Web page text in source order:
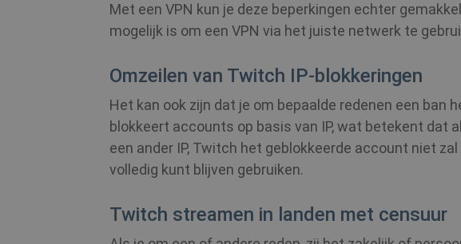
Met een VPN kun je deze beperkingen echter
mogelijk is om een VPN via het juiste netwerk te
Omzeilen van Twitch IP-blokkeringen
Het kan ook zijn dat je om bepaalde redenen een ban
blokkeert accounts op basis van IP, wat betekent dat
een ander IP, Twitch het geblokkeerde account niet
volledig kunt blijven gebruiken.
Twitch streamen in landen met censuur